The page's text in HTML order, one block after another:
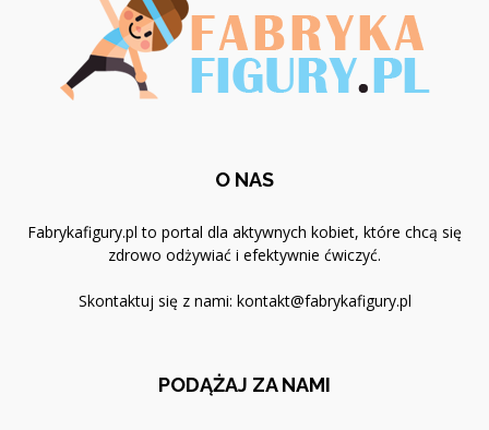
O NAS
Fabrykafigury.pl to portal dla aktywnych kobiet, które chcą się
zdrowo odżywiać i efektywnie ćwiczyć.
Skontaktuj się z nami: kontakt@fabrykafigury.pl
PODĄŻAJ ZA NAMI